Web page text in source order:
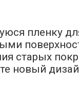
пленку
старых
новый